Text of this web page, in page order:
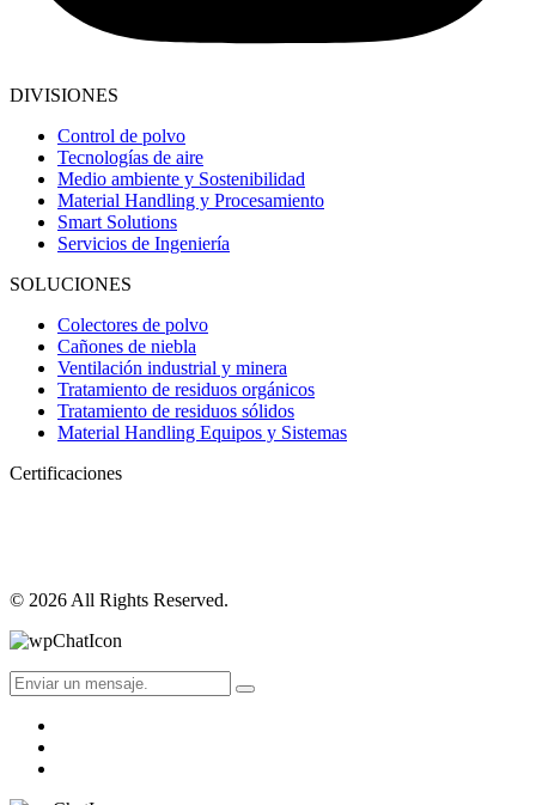
DIVISIONES
Control de polvo
Tecnologías de aire
Medio ambiente y Sostenibilidad
Material Handling y Procesamiento
Smart Solutions
Servicios de Ingeniería
SOLUCIONES
Colectores de polvo
Cañones de niebla
Ventilación industrial y minera
Tratamiento de residuos orgánicos
Tratamiento de residuos sólidos
Material Handling Equipos y Sistemas
Certificaciones
© 2026 All Rights Reserved.